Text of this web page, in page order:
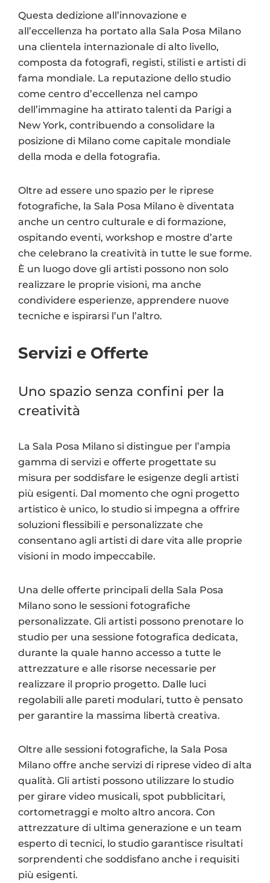
Questa dedizione all’innovazione e
all’eccellenza ha portato alla Sala Posa Milano
una clientela internazionale di alto livello,
composta da fotografi, registi, stilisti e artisti di
fama mondiale. La reputazione dello studio
come centro d’eccellenza nel campo
dell’immagine ha attirato talenti da Parigi a
New York, contribuendo a consolidare la
posizione di Milano come capitale mondiale
della moda e della fotografia.
Oltre ad essere uno spazio per le riprese
fotografiche, la Sala Posa Milano è diventata
anche un centro culturale e di formazione,
ospitando eventi, workshop e mostre d’arte
che celebrano la creatività in tutte le sue forme.
È un luogo dove gli artisti possono non solo
realizzare le proprie visioni, ma anche
condividere esperienze, apprendere nuove
tecniche e ispirarsi l’un l’altro.
Servizi e Offerte
Uno spazio senza confini per la
creatività
La Sala Posa Milano si distingue per l’ampia
gamma di servizi e offerte progettate su
misura per soddisfare le esigenze degli artisti
più esigenti. Dal momento che ogni progetto
artistico è unico, lo studio si impegna a offrire
soluzioni flessibili e personalizzate che
consentano agli artisti di dare vita alle proprie
visioni in modo impeccabile.
Una delle offerte principali della Sala Posa
Milano sono le sessioni fotografiche
personalizzate. Gli artisti possono prenotare lo
studio per una sessione fotografica dedicata,
durante la quale hanno accesso a tutte le
attrezzature e alle risorse necessarie per
realizzare il proprio progetto. Dalle luci
regolabili alle pareti modulari, tutto è pensato
per garantire la massima libertà creativa.
Oltre alle sessioni fotografiche, la Sala Posa
Milano offre anche servizi di riprese video di alta
qualità. Gli artisti possono utilizzare lo studio
per girare video musicali, spot pubblicitari,
cortometraggi e molto altro ancora. Con
attrezzature di ultima generazione e un team
esperto di tecnici, lo studio garantisce risultati
sorprendenti che soddisfano anche i requisiti
più esigenti.